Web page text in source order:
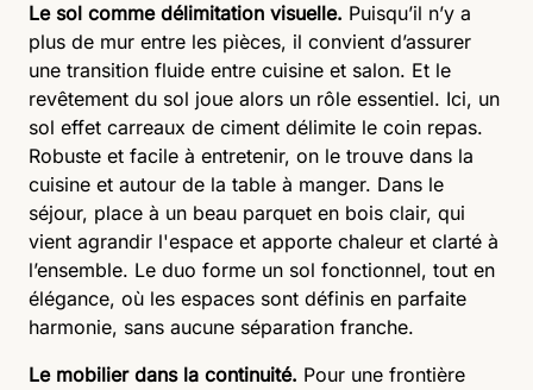
Le sol comme délimitation visuelle. Puisqu’il n’y a
plus de mur entre les pièces, il convient d’assurer
une transition fluide entre cuisine et salon. Et le
revêtement du sol joue alors un rôle essentiel. Ici, un
sol effet carreaux de ciment délimite le coin repas.
Robuste et facile à entretenir, on le trouve dans la
cuisine et autour de la table à manger. Dans le
séjour, place à un beau parquet en bois clair, qui
vient agrandir l'espace et apporte chaleur et clarté à
l’ensemble. Le duo forme un sol fonctionnel, tout en
élégance, où les espaces sont définis en parfaite
harmonie, sans aucune séparation franche.
Le mobilier dans la continuité. Pour une frontière